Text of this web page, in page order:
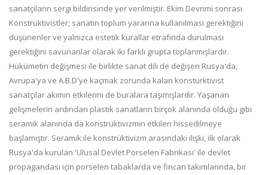
sanatçıların sergi bildirisinde yer verilmiştir. Ekim Devrimi sonrası
Konstrüktivistler; sanatın toplum yararına kullanılması gerektiğini
düşünenler ve yalnızca estetik kurallar etrafında durulması
gerektiğini savunanlar olarak iki farklı grupta toplanmışlardır.
Hükümetin değişmesi ile birlikte sanat dili de değişen Rusya'da,
Avrupa'ya ve A.B.D'ye kaçmak zorunda kalan konstürktivist
sanatçılar akımın etkilerini de buralara taşımışlardır. Yaşanan
gelişmelerin ardından plastik sanatların birçok alanında olduğu gibi
seramik alanında da konstrüktivizmin etkileri hissedilmeye
başlamıştır. Seramik ile konstrüktivizm arasındaki ilişki, ilk olarak
Rusya'da kurulan 'Ulusal Devlet Porselen Fabrikası' ile devlet
propagandası için porselen tabaklarda ve fincan takımlarında, bir